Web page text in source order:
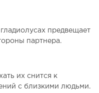
предвещает
партнера.
их снится к
с близкими людьми.